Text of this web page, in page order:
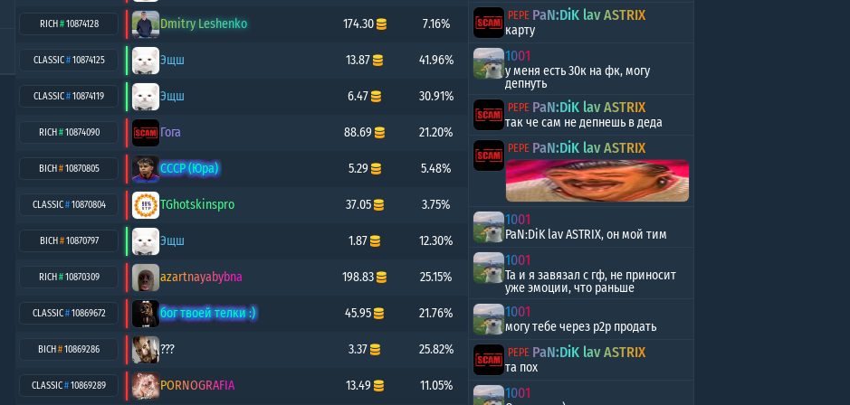
PEPE PaN:DiK lav ASTRIX
карту
1001
у меня есть 30к на фк, могу
депнуть
PEPE PaN:DiK lav ASTRIX
так че сам не депнешь в деда
PEPE PaN:DiK lav ASTRIX
1001
PaN:DiK lav ASTRIX, он мой тим
1001
Та и я завязал с гф, не приносит
уже эмоции, что раньше
1001
могу тебе через р2р продать
PEPE PaN:DiK lav ASTRIX
та пох
1001
RICH#10874128 Dmitry Leshenko 174.30 7.16%
CLASSIC#10874125 Эщш 13.87 41.96%
CLASSIC#10874119 Эщш 6.47 30.91%
RICH#10874090 Гога 88.69 21.20%
BICH#10870805 СССР (Юра) 5.29 5.48%
CLASSIC#10870804 TGhotskinspro 37.05 3.75%
BICH#10870797 Эщш 1.87 12.30%
RICH#10870309 azartnayabybna 198.83 25.15%
CLASSIC#10869672 бог твоей телки :) 45.95 21.76%
BICH#10869286 ??? 3.37 25.82%
CLASSIC#10869289 PORNOGRAFIA 13.49 11.05%